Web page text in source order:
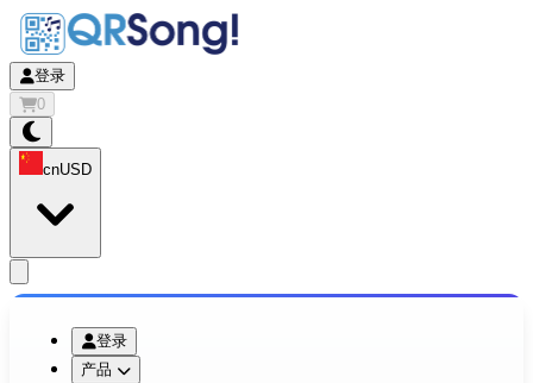
登录
0
cnUSD
登录
产品